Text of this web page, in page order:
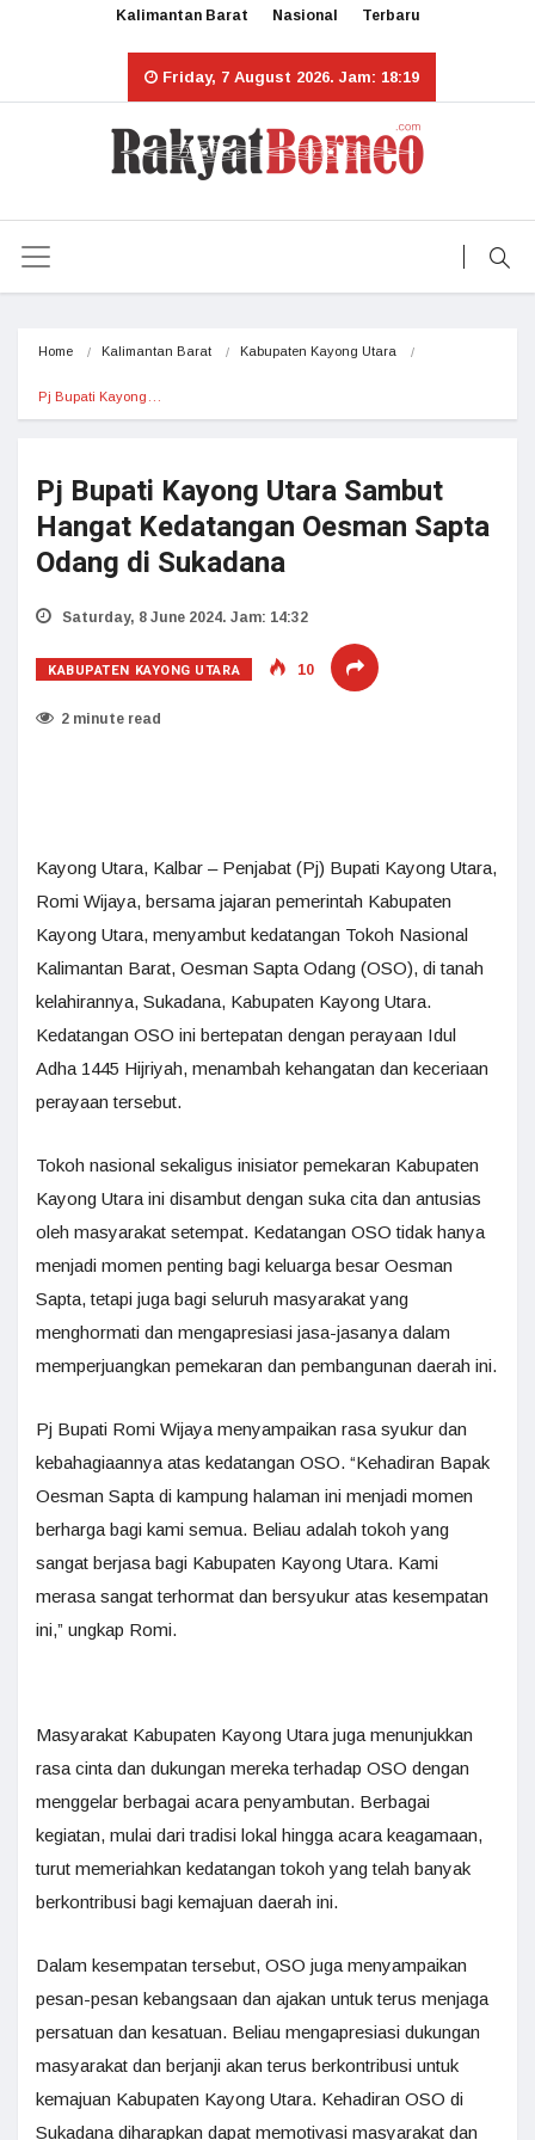
Kalimantan Barat Nasional Terbaru
Friday, 7 August 2026. Jam: 18:19
Home Kalimantan Barat Kabupaten Kayong Utara
Pj Bupati Kayong…
Pj Bupati Kayong Utara Sambut
Hangat Kedatangan Oesman Sapta
Odang di Sukadana
Saturday, 8 June 2024. Jam: 14:32
KABUPATEN KAYONG UTARA 10
2 minute read
Kayong Utara, Kalbar – Penjabat (Pj) Bupati Kayong Utara,
Romi Wijaya, bersama jajaran pemerintah Kabupaten
Kayong Utara, menyambut kedatangan Tokoh Nasional
Kalimantan Barat, Oesman Sapta Odang (OSO), di tanah
kelahirannya, Sukadana, Kabupaten Kayong Utara.
Kedatangan OSO ini bertepatan dengan perayaan Idul
Adha 1445 Hijriyah, menambah kehangatan dan keceriaan
perayaan tersebut.
Tokoh nasional sekaligus inisiator pemekaran Kabupaten
Kayong Utara ini disambut dengan suka cita dan antusias
oleh masyarakat setempat. Kedatangan OSO tidak hanya
menjadi momen penting bagi keluarga besar Oesman
Sapta, tetapi juga bagi seluruh masyarakat yang
menghormati dan mengapresiasi jasa-jasanya dalam
memperjuangkan pemekaran dan pembangunan daerah ini.
Pj Bupati Romi Wijaya menyampaikan rasa syukur dan
kebahagiaannya atas kedatangan OSO. “Kehadiran Bapak
Oesman Sapta di kampung halaman ini menjadi momen
berharga bagi kami semua. Beliau adalah tokoh yang
sangat berjasa bagi Kabupaten Kayong Utara. Kami
merasa sangat terhormat dan bersyukur atas kesempatan
ini,” ungkap Romi.
Masyarakat Kabupaten Kayong Utara juga menunjukkan
rasa cinta dan dukungan mereka terhadap OSO dengan
menggelar berbagai acara penyambutan. Berbagai
kegiatan, mulai dari tradisi lokal hingga acara keagamaan,
turut memeriahkan kedatangan tokoh yang telah banyak
berkontribusi bagi kemajuan daerah ini.
Dalam kesempatan tersebut, OSO juga menyampaikan
pesan-pesan kebangsaan dan ajakan untuk terus menjaga
persatuan dan kesatuan. Beliau mengapresiasi dukungan
masyarakat dan berjanji akan terus berkontribusi untuk
kemajuan Kabupaten Kayong Utara. Kehadiran OSO di
Sukadana diharapkan dapat memotivasi masyarakat dan